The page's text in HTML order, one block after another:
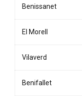
Benissanet
El Morell
Vilaverd
Benifallet